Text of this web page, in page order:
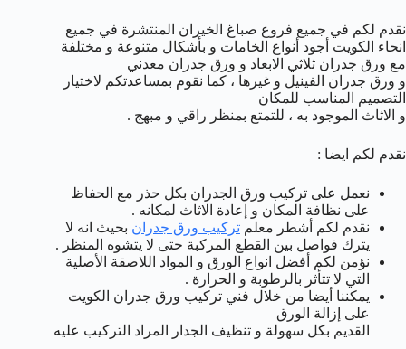
نقدم لكم في جميع فروع صباغ الخيران المنتشرة في جميع
انحاء الكويت أجود أنواع الخامات و بأشكال متنوعة و مختلفة
مع ورق جدران ثلاثي الابعاد و ورق جدران معدني
و ورق جدران الفينيل و غيرها ، كما نقوم بمساعدتكم لاختيار
التصميم المناسب للمكان
و الاثاث الموجود به ، للتمتع بمنظر راقي و مبهج .
نقدم لكم ايضا :
نعمل على تركيب ورق الجدران بكل حذر مع الحفاظ
على نظافة المكان و إعادة الاثاث لمكانه .
نقدم لكم أشطر معلم تركيب ورق جدران بحيث انه لا
يترك فواصل بين القطع المركبة حتى لا يتشوه المنظر .
نؤمن لكم أفضل انواع الورق و المواد اللاصقة الأصلية
التي لا تتأثر بالرطوبة و الحرارة .
يمكننا أيضا من خلال فني تركيب ورق جدران الكويت
على إزالة الورق
القديم بكل سهولة و تنظيف الجدار المراد التركيب عليه